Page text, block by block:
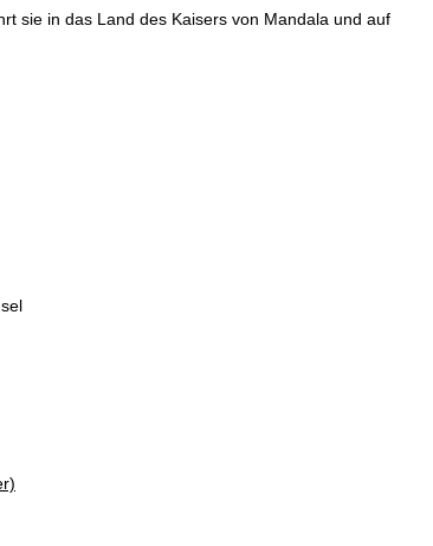
sie in das Land des Kaisers von Mandala und auf